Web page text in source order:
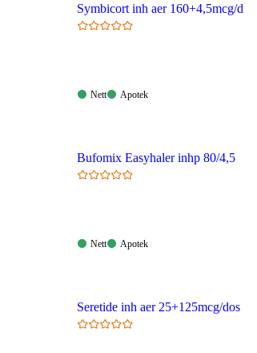
Symbicort inh aer 160+4,5mcg/d
Nett:
Nett
Apotek:
Apotek
Bufomix Easyhaler inhp 80/4,5
Nett:
Nett
Apotek:
Apotek
Seretide inh aer 25+125mcg/dos